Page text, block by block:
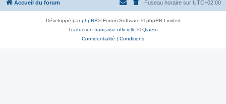
Accueil du forum Fuseau horaire sur UTC+02:00
Développé parphpBB® Forum Software © phpBB Limited
Traduction française officielle ©Qiaeru
Confidentialité | Conditions